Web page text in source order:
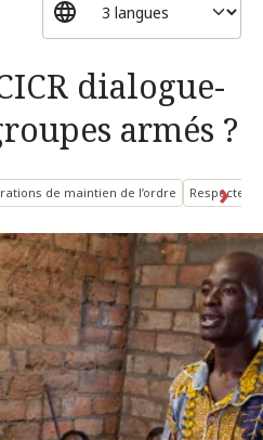
dialogue-
armés ?
de maintien de l’ordre Respecter